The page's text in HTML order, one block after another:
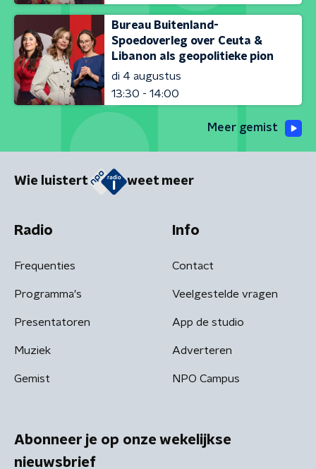
Bureau Buitenland-
Spoedoverleg over Ceuta &
Libanon als geopolitieke pion
di 4 augustus
13:30 - 14:00
Meer gemist
Wie luistert weet meer
Radio
Frequenties
Programma's
Presentatoren
Muziek
Gemist
Info
Contact
Veelgestelde vragen
App de studio
Adverteren
NPO Campus
Abonneer je op onze wekelijkse
nieuwsbrief